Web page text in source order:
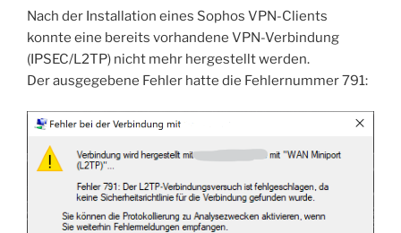
Nach der Installation eines Sophos VPN-Clients
konnte eine bereits vorhandene VPN-Verbindung
(IPSEC/L2TP) nicht mehr hergestellt werden.
Der ausgegebene Fehler hatte die Fehlernummer 791: